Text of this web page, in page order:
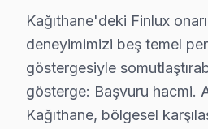
• Osiloskop, ESR ölçer,
Çok sorulan bir şey var:,
Kağıthane × Finlux:
Kağıthane'de Finlux
Kağıthane'deki Finlux
deneyimimizi beş temel
göstergesiyle
gösterge: Başvuru hacmi.
Kağıthane, bölgesel